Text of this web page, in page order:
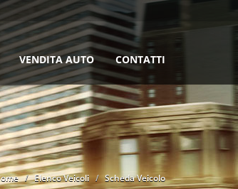
VENDITA AUTO CONTATTI
Elenco Veicoli Scheda Veicolo